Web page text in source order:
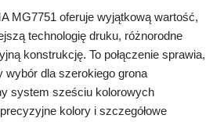
MG7751 oferuje wyjątkową wartość,
technologię druku, różnorodne
konstrukcję. To połączenie sprawia,
wybór dla szerokiego grona
system sześciu kolorowych
kolory i szczegółowe